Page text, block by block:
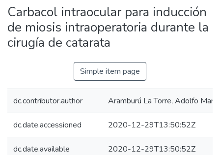
Enlaces de interés ▾
Carbacol intraocular para inducción
de miosis intraoperatoria durante la
cirugía de catarata
Simple item page
dc.contributor.author Aramburú La Torre, Adolfo
dc.date.accessioned 2020-12-29T13:50:52Z
dc.date.available 2020-12-29T13:50:52Z